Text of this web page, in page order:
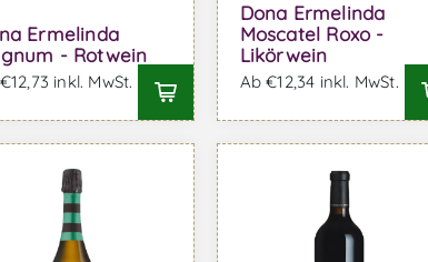
Ermelinda
- Rotwein
inkl. MwSt.
Dona Ermelinda
Moscatel Roxo -
Likörwein
Ab €12,34 inkl. MwSt.